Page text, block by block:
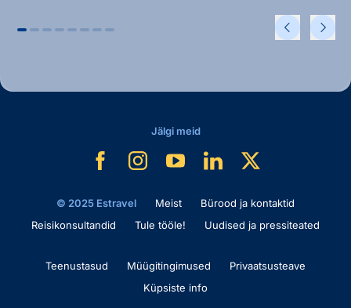
© 2025 Estravel Meist
Bürood ja kontaktid
Reisikonsultandid
Tule tööle! Uudised ja pressiteated
Teenustasud Müügitingimused
Privaatsusteave
Küpsiste info
Jälgi meid